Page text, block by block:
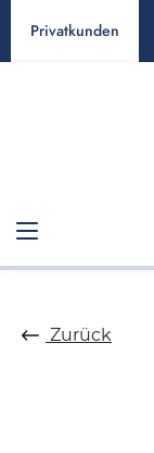
springen
Privatkunden
Zurück